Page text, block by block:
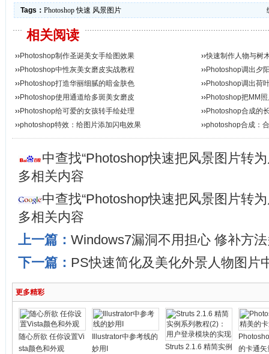
Tags： Photoshop 快速 风景图片
相关阅读
››Photoshop制作圣诞美女手绘图效果 ››快速制作人物与树
››Photoshop中性灰美女磨皮实战教程 ››Photoshop调出夕
››Photoshop打造华丽细腻的暗金肤色 ››Photoshop调出荷
››Photoshop使用通道给多斑美女磨皮 ››Photoshop把MM
››Photoshop给可爱的女孩转手绘处理 ››Photoshop合成的
››photoshop特效：给图片添加闪电效果 ››photoshop合成：
中查找“Photoshop快速把风景图片转
多相关内容
中查找“Photoshop快速把风景图片转
多相关内容
上一篇： Windows7漏洞不用担心 修补方
下一篇： PS快速简化及美化外景人物图片
更多精彩
随心所欲 任你设置Vi
sta颜色和外观
Illustrator中参考线的
妙用I
Struts 2.1.6 精简实例
的卡通矢